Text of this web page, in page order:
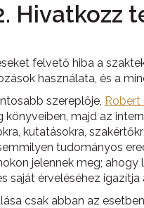
Hivatkozz
felvető hiba a
használata, és a
szereplője, Robert
könyveiben, majd az
kutatásokra,
tudományos
jelennek meg; ahogy
saját érveléséhez igazítja
csak abban az